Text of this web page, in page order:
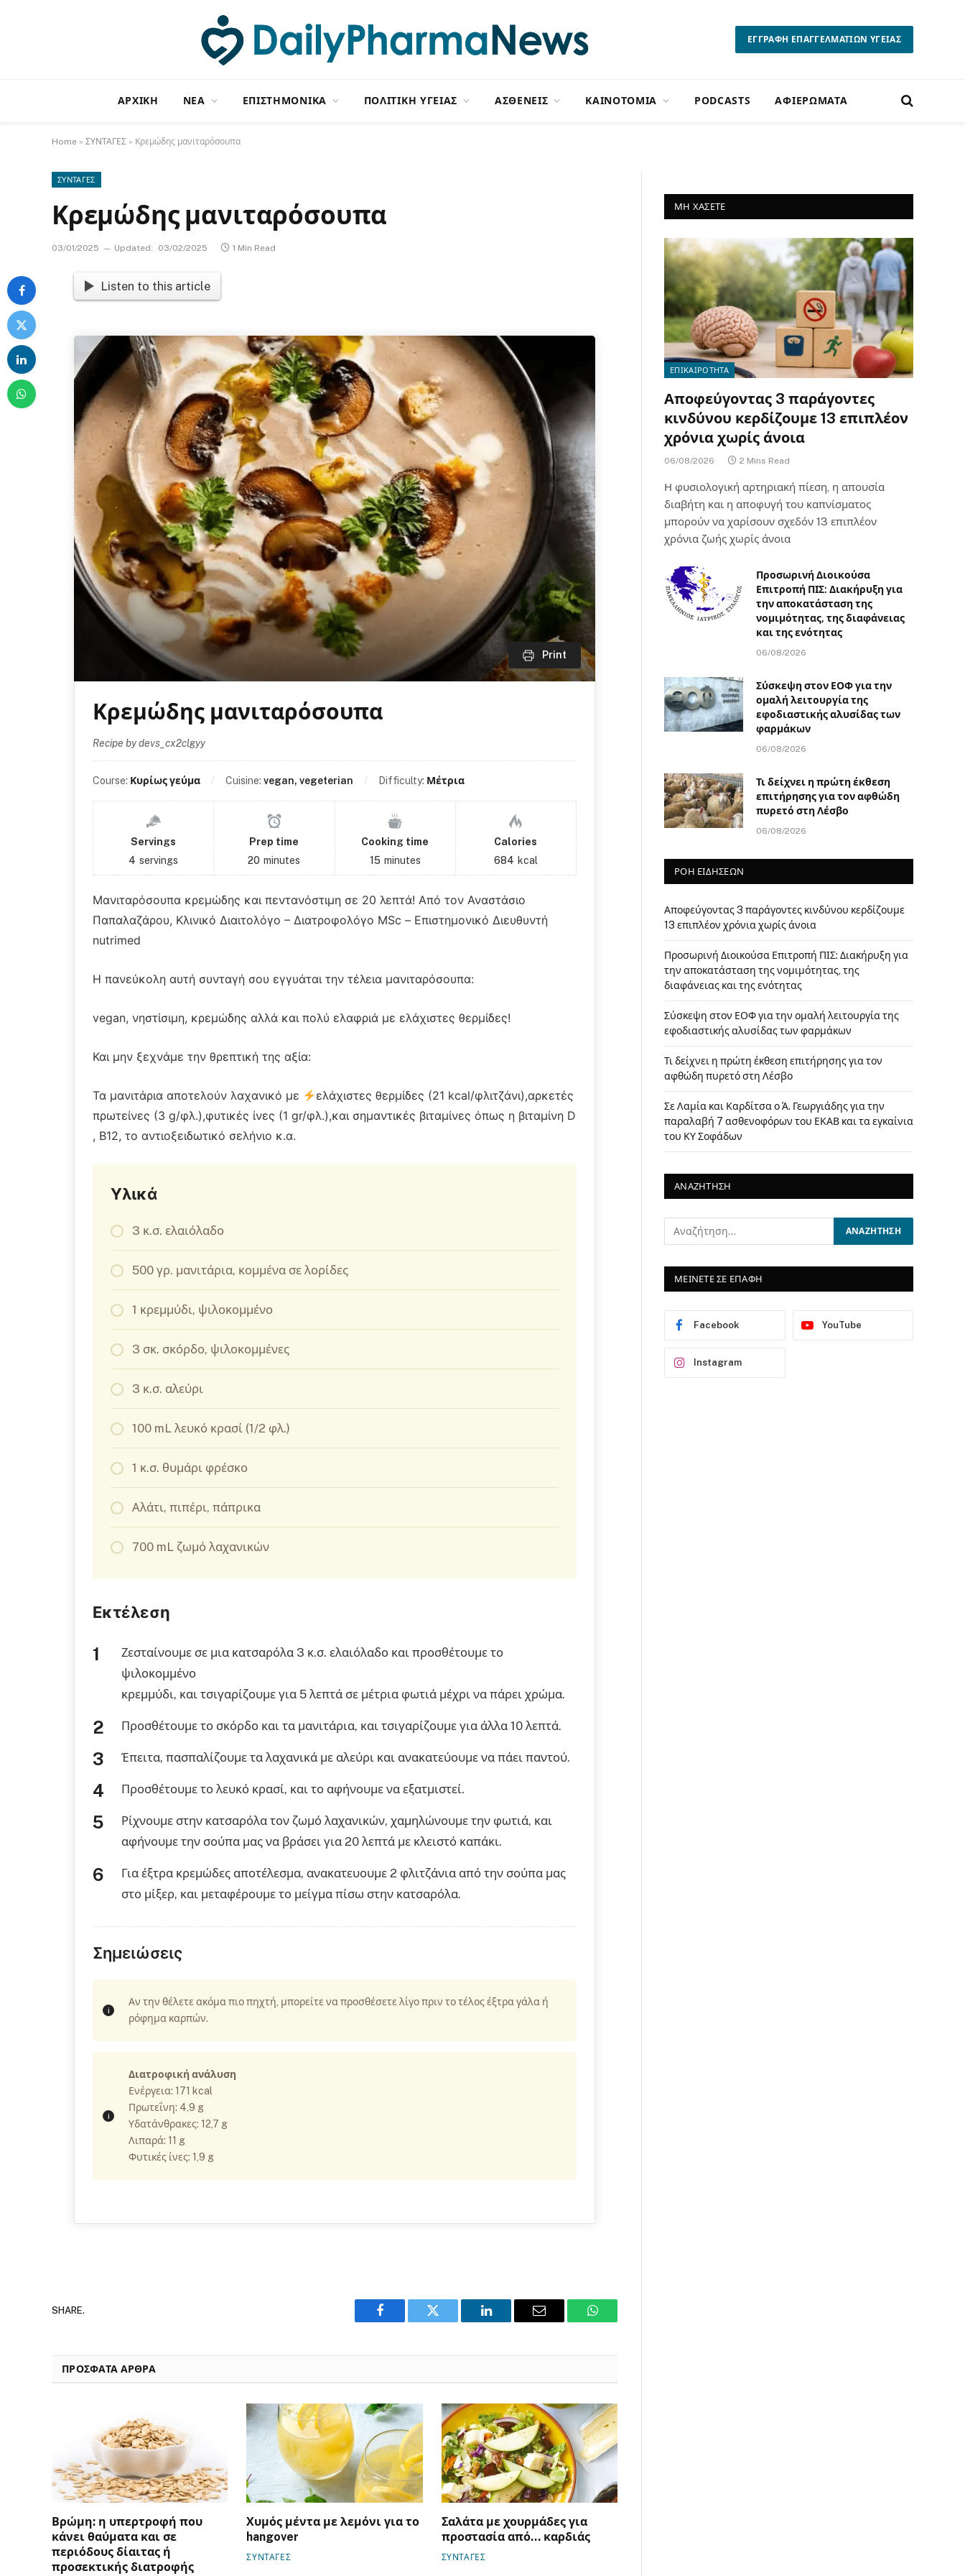
ΕΓΓΡΑΦΗ ΕΠΑΓΓΕΛΜΑΤΙΩΝ ΥΓΕΙΑΣ
ΑΡΧΙΚΗ NΕΑ ΕΠΙΣΤΗΜΟΝΙΚΑ ΠΟΛΙΤΙΚΗ ΥΓΕΙΑΣ ΑΣΘΕΝΕΙΣ ΚΑΙΝΟΤΟΜΙΑ PODCASTS ΑΦΙΕΡΩΜΑΤΑ
Home » ΣΥΝΤΑΓΕΣ » Κρεμώδης μανιταρόσουπα
ΣΥΝΤΑΓΕΣ
Κρεμώδης μανιταρόσουπα
03/01/2025 Updated: 03/02/2025 1 Min Read
Listen to this article
Print
Κρεμώδης μανιταρόσουπα
Recipe by devs_cx2clgyy
Course: Κυρίως γεύμα Cuisine: vegan, vegeterian Difficulty: Μέτρια
Servings
4 servings
Prep time
20 minutes
Cooking time
15 minutes
Calories
684 kcal
Μανιταρόσουπα κρεμώδης και πεντανόστιμη σε 20 λεπτά! Από τον Αναστάσιο
Παπαλαζάρου, Κλινικό Διαιτολόγο – Διατροφολόγο MSc – Επιστημονικό Διευθυντή
nutrimed
Η πανεύκολη αυτή συνταγή σου εγγυάται την τέλεια μανιταρόσουπα:
vegan, νηστίσιμη, κρεμώδης αλλά και πολύ ελαφριά με ελάχιστες θερμίδες!
Και μην ξεχνάμε την θρεπτική της αξία:
Τα μανιτάρια αποτελούν λαχανικό με
ελάχιστες θερμίδες (21 kcal/φλιτζάνι),αρκετές
πρωτείνες (3 g/φλ.),φυτικές ίνες (1 gr/φλ.),και σημαντικές βιταμίνες όπως η βιταμίνη D
, Β12, το αντιοξειδωτικό σελήνιο κ.α.
Υλικά
3 κ.σ. ελαιόλαδο
500 γρ. μανιτάρια, κομμένα σε λορίδες
1 κρεμμύδι, ψιλοκομμένο
3 σκ. σκόρδο, ψιλοκομμένες
3 κ.σ. αλεύρι
100 mL λευκό κρασί (1/2 φλ.)
1 κ.σ. θυμάρι φρέσκο
Αλάτι, πιπέρι, πάπρικα
700 mL ζωμό λαχανικών
Εκτέλεση
Ζεσταίνουμε σε μια κατσαρόλα 3 κ.σ. ελαιόλαδο και προσθέτουμε το
ψιλοκομμένο
κρεμμύδι, και τσιγαρίζουμε για 5 λεπτά σε μέτρια φωτιά μέχρι να πάρει χρώμα.
Προσθέτουμε το σκόρδο και τα μανιτάρια, και τσιγαρίζουμε για άλλα 10 λεπτά.
Έπειτα, πασπαλίζουμε τα λαχανικά με αλεύρι και ανακατεύουμε να πάει παντού.
Προσθέτουμε το λευκό κρασί, και το αφήνουμε να εξατμιστεί.
Ρίχνουμε στην κατσαρόλα τον ζωμό λαχανικών, χαμηλώνουμε την φωτιά, και
αφήνουμε την σούπα μας να βράσει για 20 λεπτά με κλειστό καπάκι.
Για έξτρα κρεμώδες αποτέλεσμα, ανακατευουμε 2 φλιτζάνια από την σούπα μας
στο μίξερ, και μεταφέρουμε το μείγμα πίσω στην κατσαρόλα.
Σημειώσεις
Αν την θέλετε ακόμα πιο πηχτή, μπορείτε να προσθέσετε λίγο πριν το τέλος έξτρα γάλα ή
ρόφημα καρπών.
Διατροφική ανάλυση
Ενέργεια: 171 kcal
Πρωτεΐνη: 4,9 g
Υδατάνθρακες: 12,7 g
Λιπαρά: 11 g
Φυτικές ίνες: 1,9 g
SHARE.
Facebook Twitter LinkedIn Email WhatsApp
ΠΡΟΣΦΑΤΑ ΑΡΘΡΑ
Βρώμη: η υπερτροφή που
κάνει θαύματα και σε
περιόδους δίαιτας ή
προσεκτικής διατροφής
Χυμός μέντα με λεμόνι για το
hangover
ΣΥΝΤΑΓΕΣ
Σαλάτα με χουρμάδες για
προστασία από… καρδιάς
ΣΥΝΤΑΓΕΣ
ΜΗ ΧΑΣΕΤΕ
ΕΠΙΚΑΙΡΟΤΗΤΑ
Αποφεύγοντας 3 παράγοντες
κινδύνου κερδίζουμε 13 επιπλέον
χρόνια χωρίς άνοια
06/08/2026 2 Mins Read
Η φυσιολογική αρτηριακή πίεση, η απουσία
διαβήτη και η αποφυγή του καπνίσματος
μπορούν να χαρίσουν σχεδόν 13 επιπλέον
χρόνια ζωής χωρίς άνοια
Προσωρινή Διοικούσα
Επιτροπή ΠΙΣ: Διακήρυξη για
την αποκατάσταση της
νομιμότητας, της διαφάνειας
και της ενότητας
06/08/2026
Σύσκεψη στον ΕΟΦ για την
ομαλή λειτουργία της
εφοδιαστικής αλυσίδας των
φαρμάκων
06/08/2026
Τι δείχνει η πρώτη έκθεση
επιτήρησης για τον αφθώδη
πυρετό στη Λέσβο
06/08/2026
ΡΟΗ ΕΙΔΗΣΕΩΝ
Αποφεύγοντας 3 παράγοντες κινδύνου κερδίζουμε
13 επιπλέον χρόνια χωρίς άνοια
Προσωρινή Διοικούσα Επιτροπή ΠΙΣ: Διακήρυξη για
την αποκατάσταση της νομιμότητας, της
διαφάνειας και της ενότητας
Σύσκεψη στον ΕΟΦ για την ομαλή λειτουργία της
εφοδιαστικής αλυσίδας των φαρμάκων
Τι δείχνει η πρώτη έκθεση επιτήρησης για τον
αφθώδη πυρετό στη Λέσβο
Σε Λαμία και Καρδίτσα ο Ά. Γεωργιάδης για την
παραλαβή 7 ασθενοφόρων του ΕΚΑΒ και τα εγκαίνια
του ΚΥ Σοφάδων
ΑΝΑΖΗΤΗΣΗ
ΜΕΙΝΕΤΕ ΣΕ ΕΠΑΦΗ
Facebook YouTube
Instagram